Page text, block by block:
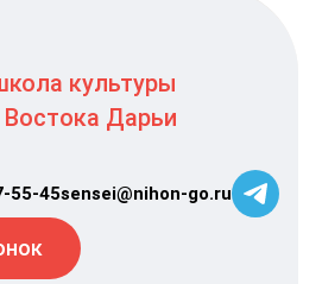
культуры
Дарьи
55-45sensei@nihon-go.ru